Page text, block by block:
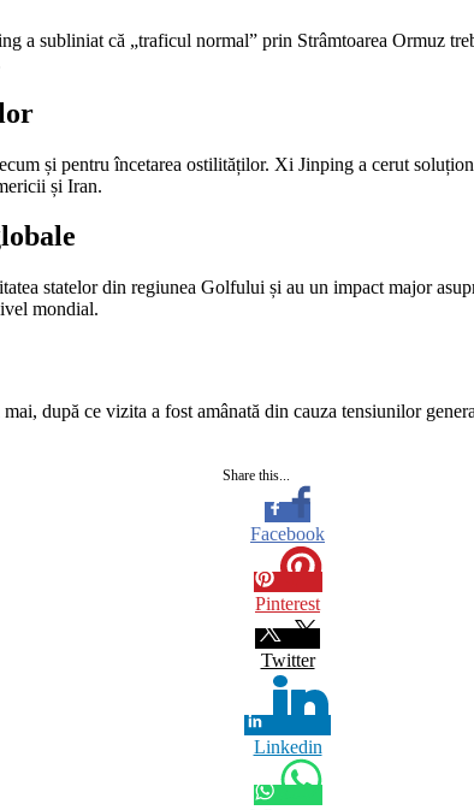
și pentru încetarea ostilităților. Xi Jinping a cerut
și Iran.
statelor din regiunea Golfului și au un impact major
mondial.
după ce vizita a fost amânată din cauza tensiunilor
Share this...
Facebook
Pinterest
Twitter
Linkedin